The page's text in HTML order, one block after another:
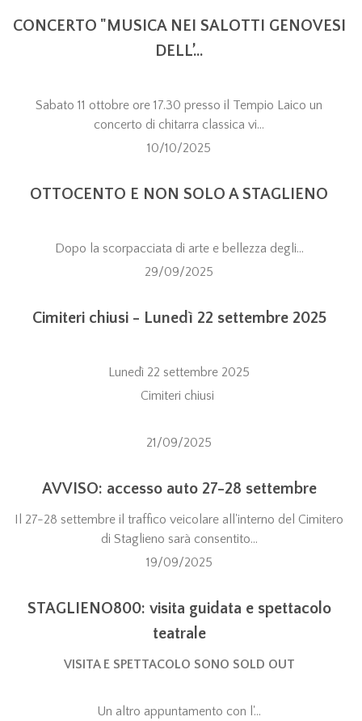
CONCERTO "MUSICA NEI SALOTTI GENOVESI
DELL’...
Sabato 11 ottobre ore 17.30 presso il Tempio Laico un
concerto di chitarra classica vi...
10/10/2025
OTTOCENTO E NON SOLO A STAGLIENO
Dopo la scorpacciata di arte e bellezza degli...
29/09/2025
Cimiteri chiusi - Lunedì 22 settembre 2025
Lunedì 22 settembre 2025
Cimiteri chiusi
21/09/2025
AVVISO: accesso auto 27-28 settembre
Il 27-28 settembre il traffico veicolare all'interno del Cimitero
di Staglieno sarà consentito...
19/09/2025
STAGLIENO800: visita guidata e spettacolo
teatrale
VISITA E SPETTACOLO SONO SOLD OUT
Un altro appuntamento con l'...